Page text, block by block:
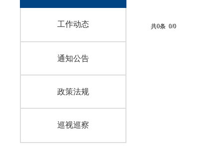
工作动态
通知公告
政策法规
巡视巡察
共0条 0/0